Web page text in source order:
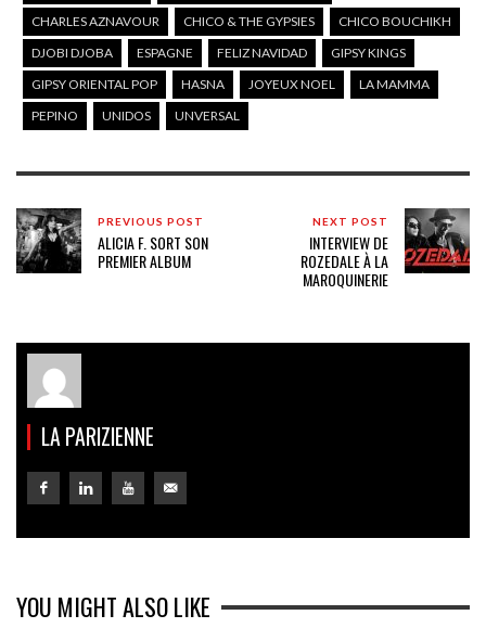
CHARLES AZNAVOUR
CHICO & THE GYPSIES
CHICO BOUCHIKH
DJOBI DJOBA
ESPAGNE FELIZ NAVIDAD
GIPSY KINGS
GIPSY ORIENTAL POP
HASNA JOYEUX NOEL
LA MAMMA
PEPINO
UNIDOS UNVERSAL
PREVIOUS POST
ALICIA F. SORT SON
PREMIER ALBUM
NEXT POST
INTERVIEW DE
ROZEDALE À LA
MAROQUINERIE
LA PARIZIENNE
YOU MIGHT ALSO LIKE